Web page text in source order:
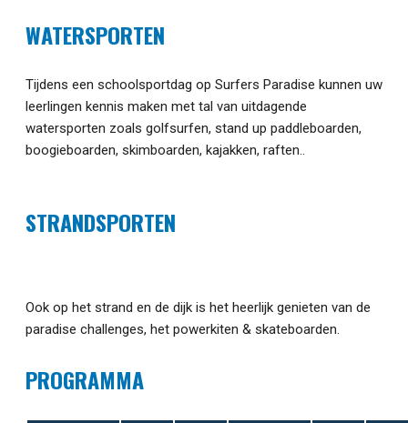
WATERSPORTEN
Tijdens een schoolsportdag op Surfers Paradise kunnen uw
leerlingen kennis maken met tal van uitdagende
watersporten zoals golfsurfen, stand up paddleboarden,
boogieboarden, skimboarden, kajakken, raften..
STRANDSPORTEN
Ook op het strand en de dijk is het heerlijk genieten van de
paradise challenges, het powerkiten & skateboarden.
PROGRAMMA